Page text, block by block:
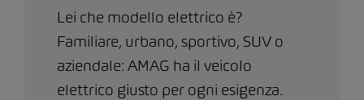
Lei che modello elettrico è?
Familiare, urbano, sportivo, SUV o
aziendale: AMAG ha il veicolo
elettrico giusto per ogni esigenza.